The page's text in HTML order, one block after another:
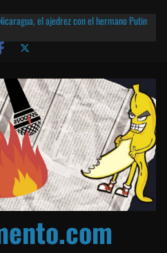
el ajedrez con el hermano Putin
a la dictadura ETERNA | ¡O lo que
la Corea del Norte con queso frito y el
Brenes con el Papa
India? El barco fantasma de Nicaragua |